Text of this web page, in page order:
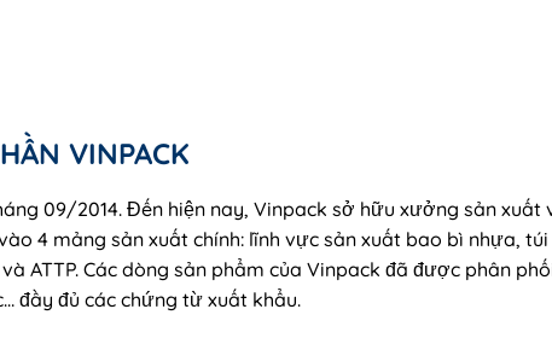
VINPACK
09/2014. Đến hiện nay, Vinpack sở hữu xưởng sản
4 mảng sản xuất chính: lĩnh vực sản xuất bao bì nhựa,
và ATTP. Các dòng sản phẩm của Vinpack đã được phân
đầy đủ các chứng từ xuất khẩu.